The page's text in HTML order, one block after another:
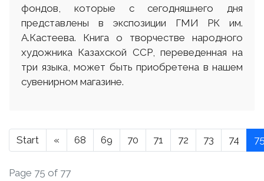
фондов, которые с сегодняшнего дня
представлены в экспозиции ГМИ РК им.
А.Кастеева. Книга о творчестве народного
художника Казахской ССР, переведенная на
три языка, может быть приобретена в нашем
сувенирном магазине.
Start « 68 69 70 71 72 73 74
Page 75 of 77